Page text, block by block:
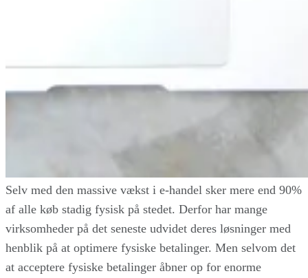
Selv med den massive vækst i e-handel sker mere end 90%
af alle køb stadig fysisk på stedet. Derfor har mange
virksomheder på det seneste udvidet deres løsninger med
henblik på at optimere fysiske betalinger. Men selvom det
at acceptere fysiske betalinger åbner op for enorme